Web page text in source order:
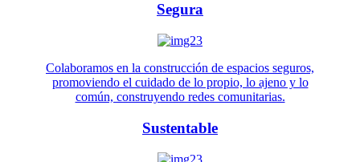
Segura
Colaboramos en la construcción de espacios seguros,
promoviendo el cuidado de lo propio, lo ajeno y lo
común, construyendo redes comunitarias.
Sustentable